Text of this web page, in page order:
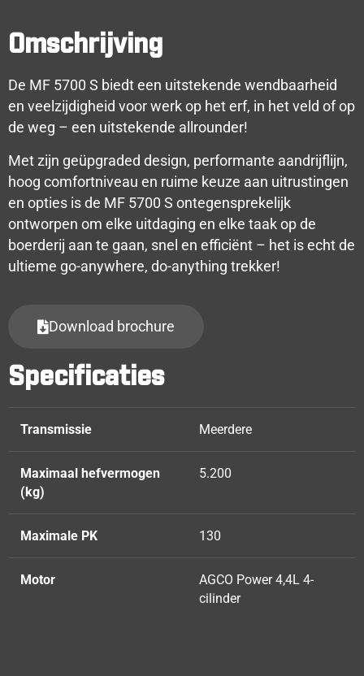
Omschrijving
De MF 5700 S biedt een uitstekende wendbaarheid
en veelzijdigheid voor werk op het erf, in het veld of op
de weg – een uitstekende allrounder!
Met zijn geüpgraded design, performante aandrijflijn,
hoog comfortniveau en ruime keuze aan uitrustingen
en opties is de MF 5700 S ontegensprekelijk
ontworpen om elke uitdaging en elke taak op de
boerderij aan te gaan, snel en efficiënt – het is echt de
ultieme go-anywhere, do-anything trekker!
Download brochure
Specificaties
Transmissie Meerdere
Maximaal hefvermogen
(kg)
5.200
Maximale PK 130
Motor
AGCO Power 4,4L 4-
cilinder